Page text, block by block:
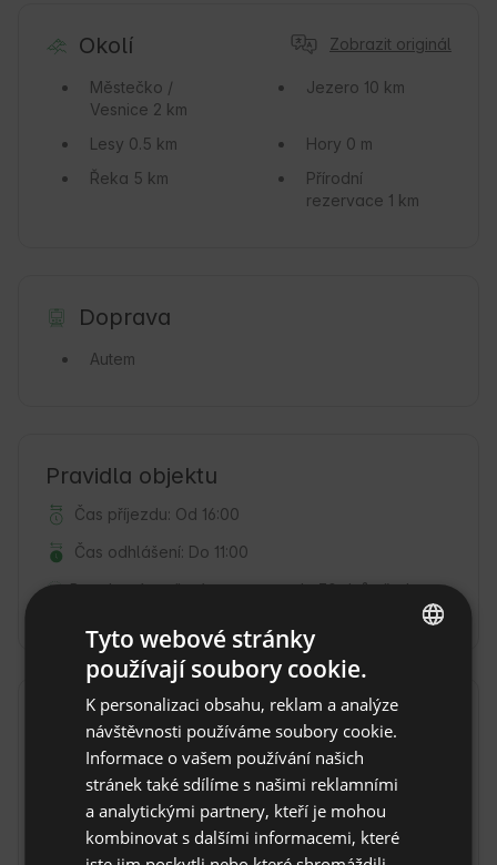
Okolí Zobrazit originál
Městečko /
Vesnice 2 km
Jezero 10 km
Lesy 0.5 km Hory 0 m
Řeka 5 km
Přírodní
rezervace 1 km
Doprava
Autem
Pravidla objektu
Čas příjezdu: Od 16:00
Čas odhlášení: Do 11:00
Bezplatné zrušení rezervace: do 30 dnů před
Lokalita
Dursztyn, Vojvodství małopolskie, Polsko
SPANISH
GERMAN
ITALIAN
FRENCH
Tyto webové stránky
používají soubory cookie.
K personalizaci obsahu, reklam a analýze
návštěvnosti používáme soubory cookie.
Informace o vašem používání našich
stránek také sdílíme s našimi reklamními
a analytickými partnery, kteří je mohou
kombinovat s dalšími informacemi, které